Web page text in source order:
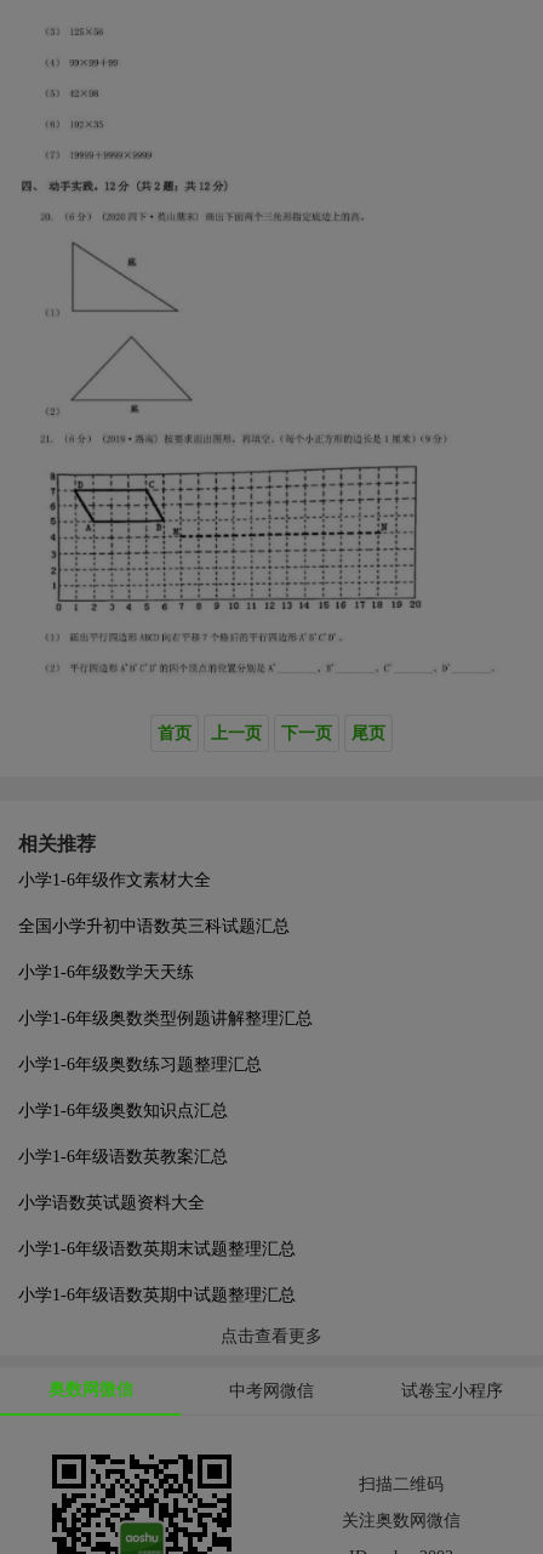
首页 上一页 下一页 尾页
相关推荐
小学1-6年级作文素材大全
全国小学升初中语数英三科试题汇总
小学1-6年级数学天天练
小学1-6年级奥数类型例题讲解整理汇总
小学1-6年级奥数练习题整理汇总
小学1-6年级奥数知识点汇总
小学1-6年级语数英教案汇总
小学语数英试题资料大全
小学1-6年级语数英期末试题整理汇总
小学1-6年级语数英期中试题整理汇总
点击查看更多
奥数网微信 中考网微信 试卷宝小程序
扫描二维码
关注奥数网微信